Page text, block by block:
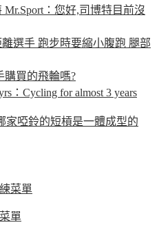
Mr.Sport ：您好,司博特目前沒
離選手 跑步時要縮小腹跑 腿部
購買的飛輪嗎?
：Cycling for almost 3 years
家啞鈴的短槓是一體成型的
單